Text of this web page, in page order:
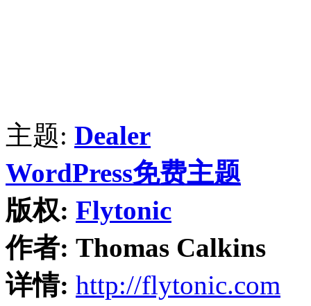
主题: Dealer
WordPress免费主题
版权: Flytonic
作者: Thomas Calkins
详情: http://flytonic.com